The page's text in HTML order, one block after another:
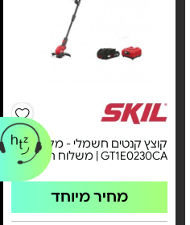
קוצץ קנטים חשמלי - מקט
GT1E0230CA | משלוח חינם
מחיר מיוחד